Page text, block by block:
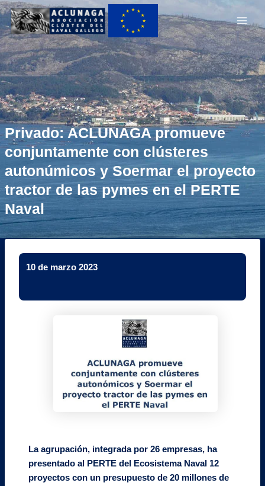
Main
Privado: ACLUNAGA promueve
conjuntamente con clústeres
autonúmicos y Soermar el proyecto
tractor de las pymes en el PERTE
Naval
10 de marzo 2023
La agrupación, integrada por 26 empresas, ha
presentado al PERTE del Ecosistema Naval 12
proyectos con un presupuesto de 20 millones de